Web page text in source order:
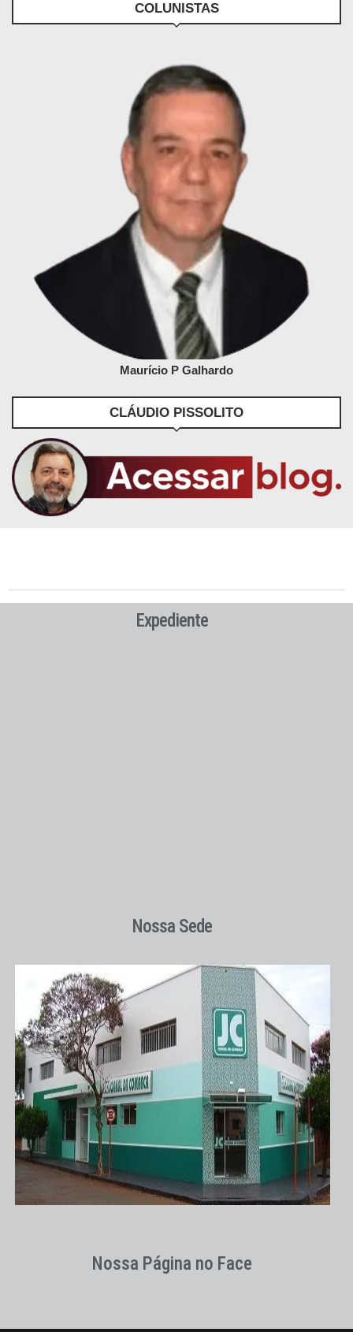
COLUNISTAS
Maurício P Galhardo
CLÁUDIO PISSOLITO
Expediente
Nossa Sede
Nossa Página no Face